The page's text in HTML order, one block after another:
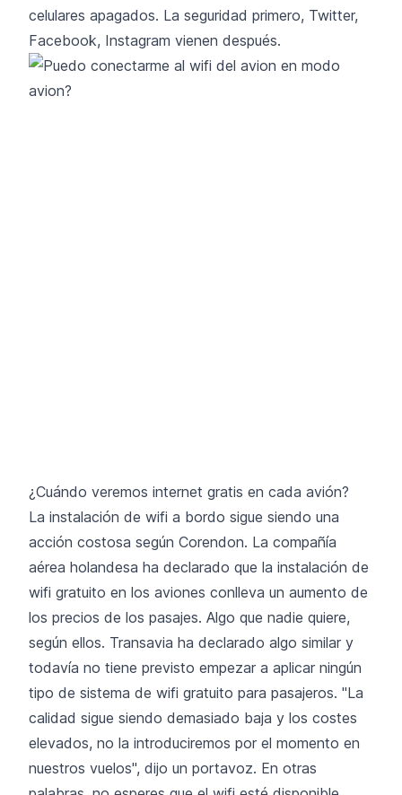
celulares apagados. La seguridad primero, Twitter,
Facebook, Instagram vienen después.
¿Cuándo veremos internet gratis en cada avión?
La instalación de wifi a bordo sigue siendo una
acción costosa según Corendon. La compañía
aérea holandesa ha declarado que la instalación de
wifi gratuito en los aviones conlleva un aumento de
los precios de los pasajes. Algo que nadie quiere,
según ellos. Transavia ha declarado algo similar y
todavía no tiene previsto empezar a aplicar ningún
tipo de sistema de wifi gratuito para pasajeros. "La
calidad sigue siendo demasiado baja y los costes
elevados, no la introduciremos por el momento en
nuestros vuelos", dijo un portavoz. En otras